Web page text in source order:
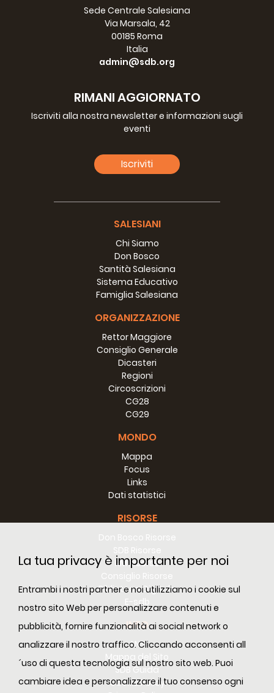
La tua privacy è importante per noi
Entrambi i nostri partner e noi utilizziamo i cookie sul
nostro sito Web per personalizzare contenuti e
pubblicità, fornire funzionalità ai social network o
analizzare il nostro traffico. Cliccando acconsenti all
´uso di questa tecnologia sul nostro sito web. Puoi
cambiare idea e personalizzare il tuo consenso ogni
Sede Centrale Salesiana
Via Marsala, 42
00185 Roma
Italia
admin@sdb.org
RIMANI AGGIORNATO
Iscriviti alla nostra newsletter e informazioni sugli
eventi
Iscriviti
SALESIANI
Chi Siamo
Don Bosco
Santità Salesiana
Sistema Educativo
Famiglia Salesiana
ORGANIZZAZIONE
Rettor Maggiore
Consiglio Generale
Dicasteri
Regioni
Circoscrizioni
CG28
CG29
MONDO
Mappa
Focus
Links
Dati statistici
RISORSE
RM Risorse
Biblioteca Digitale
E-sdb
INFO
ANS
Mappa del Sito
SDB Guida
Cookie Policy